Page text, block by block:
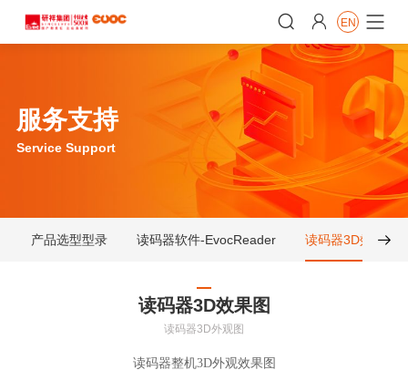


 EN
服务支持
Service Support
产品选型型录 读码器软件-EvocReader 读码器3D效果图

读码器3D效果图
读码器3D外观图
读码器整机3D外观效果图